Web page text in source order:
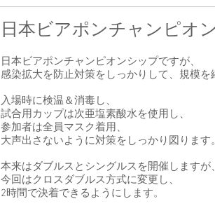
日本ビアポンチャンピオ
日本ビアポンチャンピオンシップですが、
感染拡大を防止対策をしっかりして、規模を
入場時に検温＆消毒し、
試合用カップは次亜塩素酸水を使用し、
参加者は全員マスク着用、
大声出さないように対策をしっかり図ります。
本来はダブルスとシングルスを開催しますが、
今回はクロスダブルス方式に変更し、
2時間で決着できるようにします。